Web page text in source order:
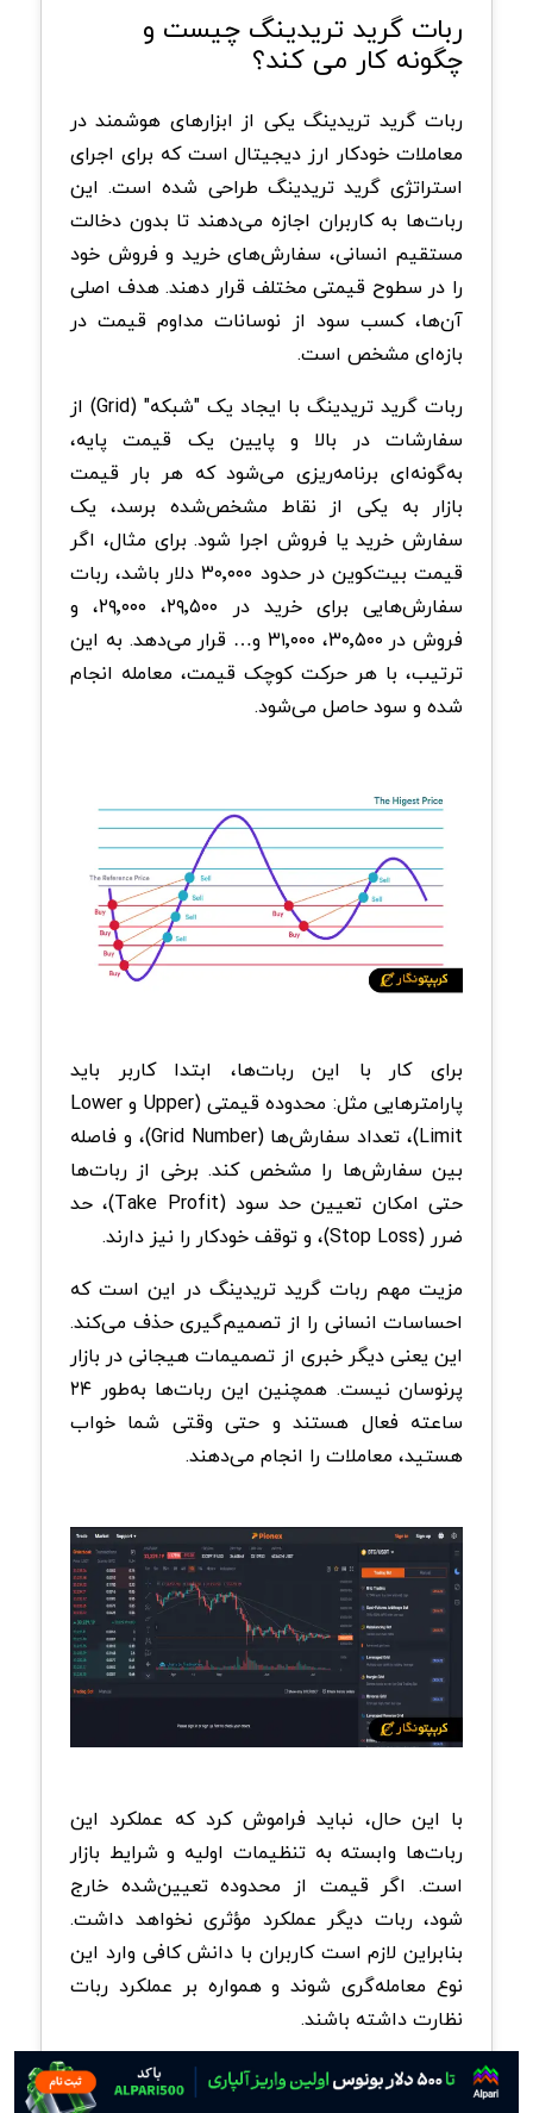
ربات‌ گرید تریدینگ چیست و
چگونه کار می ‌کند؟
ربات گرید تریدینگ یکی از ابزارهای هوشمند در
معاملات خودکار ارز دیجیتال است که برای اجرای
استراتژی گرید تریدینگ طراحی شده است. این
ربات‌ها به کاربران اجازه می‌دهند تا بدون دخالت
مستقیم انسانی، سفارش‌های خرید و فروش خود
را در سطوح قیمتی مختلف قرار دهند. هدف اصلی
آن‌ها، کسب سود از نوسانات مداوم قیمت در
بازه‌ای مشخص است.
ربات گرید تریدینگ با ایجاد یک "شبکه" (Grid) از
سفارشات در بالا و پایین یک قیمت پایه،
به‌گونه‌ای برنامه‌ریزی می‌شود که هر بار قیمت
بازار به یکی از نقاط مشخص‌شده برسد، یک
سفارش خرید یا فروش اجرا شود. برای مثال، اگر
قیمت بیت‌کوین در حدود ۳۰٬۰۰۰ دلار باشد، ربات
سفارش‌هایی برای خرید در ۲۹٬۵۰۰، ۲۹٬۰۰۰، و
فروش در ۳۰٬۵۰۰، ۳۱٬۰۰۰ و… قرار می‌دهد. به این
ترتیب، با هر حرکت کوچک قیمت، معامله انجام
شده و سود حاصل می‌شود.
برای کار با این ربات‌ها، ابتدا کاربر باید
پارامترهایی مثل: محدوده قیمتی (Upper و Lower
Limit)، تعداد سفارش‌ها (Grid Number)، و فاصله
بین سفارش‌ها را مشخص کند. برخی از ربات‌ها
حتی امکان تعیین حد سود (Take Profit)، حد
ضرر (Stop Loss)، و توقف خودکار را نیز دارند.
مزیت مهم ربات گرید تریدینگ در این است که
احساسات انسانی را از تصمیم‌گیری حذف می‌کند.
این یعنی دیگر خبری از تصمیمات هیجانی در بازار
پرنوسان نیست. همچنین این ربات‌ها به‌طور ۲۴
ساعته فعال هستند و حتی وقتی شما خواب
هستید، معاملات را انجام می‌دهند.
با این حال، نباید فراموش کرد که عملکرد این
ربات‌ها وابسته به تنظیمات اولیه و شرایط بازار
است. اگر قیمت از محدوده تعیین‌شده خارج
شود، ربات دیگر عملکرد مؤثری نخواهد داشت.
بنابراین لازم است کاربران با دانش کافی وارد این
نوع معامله‌گری شوند و همواره بر عملکرد ربات
نظارت داشته باشند.
بیشتر بخوانید:
معاملات آپشن (Options) یا